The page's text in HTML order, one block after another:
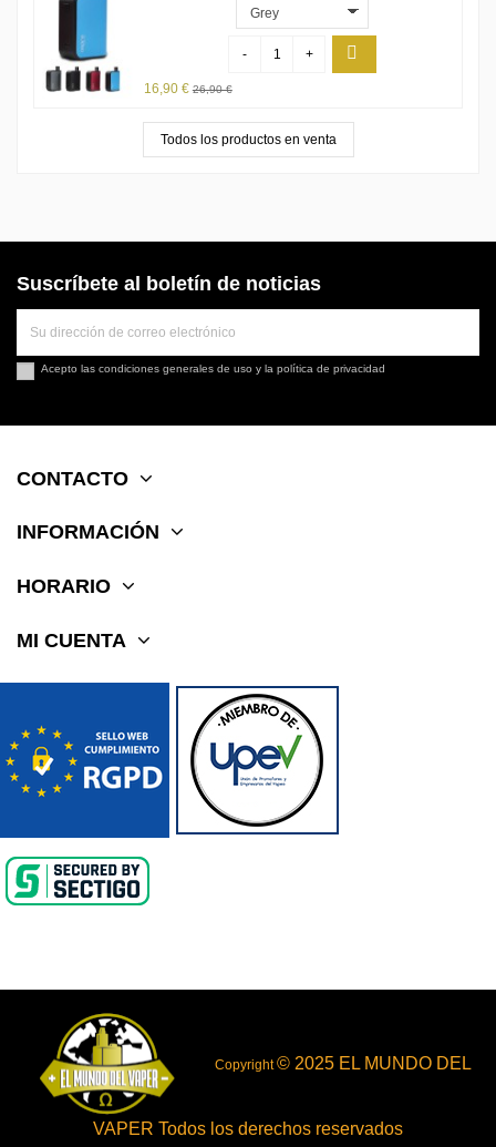
- +
16,90 € 26,90 €
Todos los productos en venta
Suscríbete al boletín de noticias
Acepto las condiciones generales de uso y la política de privacidad
CONTACTO
INFORMACIÓN
HORARIO
MI CUENTA
Copyright© 2025 EL MUNDO DEL
VAPER Todos los derechos reservados